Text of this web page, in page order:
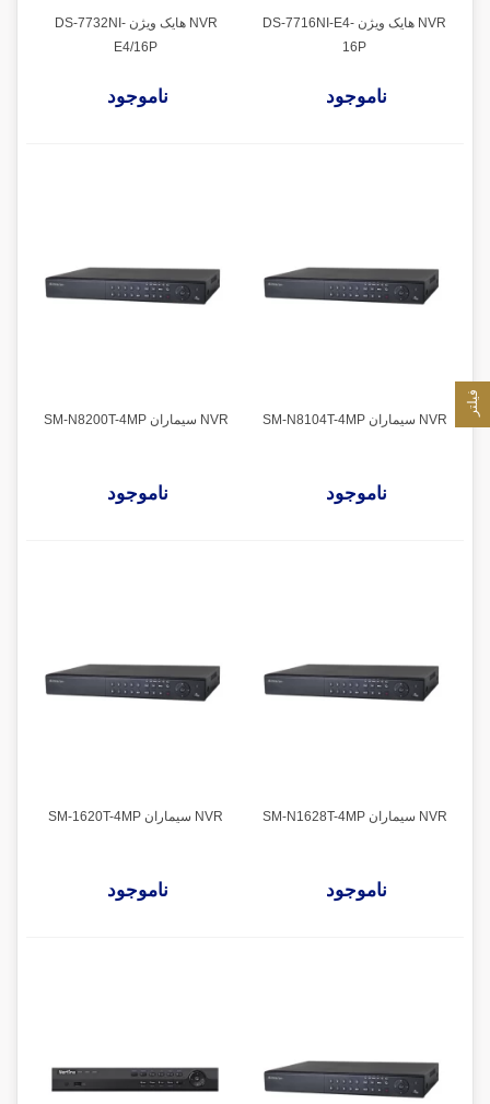
NVR هایک ویژن DS-7716NI-E4-
16P
ناموجود
NVR هایک ویژن DS-7732NI-
E4/16P
ناموجود
NVR سیماران SM-N8104T-4MP
ناموجود
NVR سیماران SM-N8200T-4MP
ناموجود
NVR سیماران SM-N1628T-4MP
ناموجود
NVR سیماران SM-1620T-4MP
ناموجود
فیلتر